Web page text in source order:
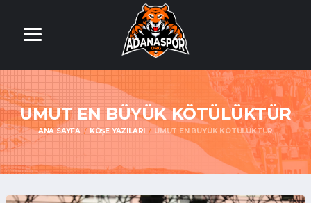
UMUT EN BÜYÜK KÖTÜLÜKTÜR
ANA SAYFA KÖŞE YAZILARI UMUT EN BÜYÜK KÖTÜLÜKTÜR